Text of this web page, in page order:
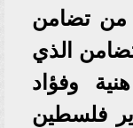
من تضامن
الذي
وفؤاد
فلسطين